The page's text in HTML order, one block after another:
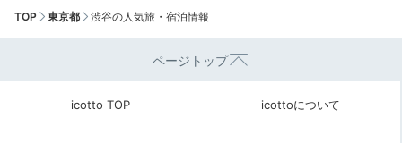
TOP 東京都 渋谷の人気旅・宿泊情報
ページトップ
icotto TOP icottoについて